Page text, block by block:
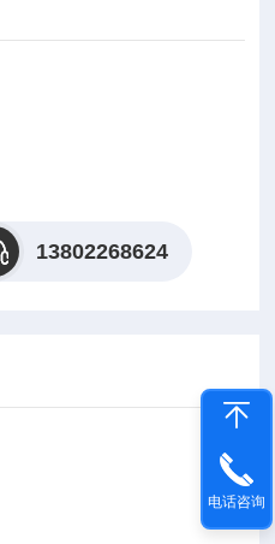
13802268624
电话咨询